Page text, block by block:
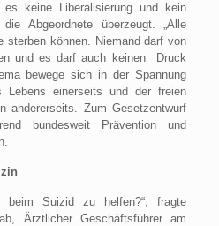
es keine Liberalisierung und kein
Abgeordnete überzeugt. „Alle
sterben können. Niemand darf von
und es darf auch keinen Druck
bewege sich in der Spannung
Lebens einerseits und der freien
andererseits. Zum Gesetzentwurf
bundesweit Prävention und
beim Suizid zu helfen?“, fragte
Ärztlicher Geschäftsführer am